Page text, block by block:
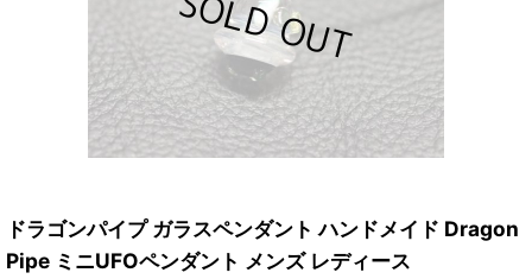
ドラゴンパイプ ガラスペンダント ハンドメイド Dragon
Pipe ミニUFOペンダント メンズ レディース